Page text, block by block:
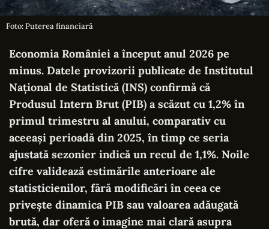
Foto: Puterea financiară
Economia României a început anul 2026 pe
minus. Datele provizorii publicate de Institutul
Național de Statistică (INS) confirmă că
Produsul Intern Brut (PIB) a scăzut cu 1,2% în
primul trimestru al anului, comparativ cu
aceeași perioadă din 2025, în timp ce seria
ajustată sezonier indică un recul de 1,1%. Noile
cifre validează estimările anterioare ale
statisticienilor, fără modificări în ceea ce
privește dinamica PIB sau valoarea adăugată
brută, dar oferă o imagine mai clară asupra